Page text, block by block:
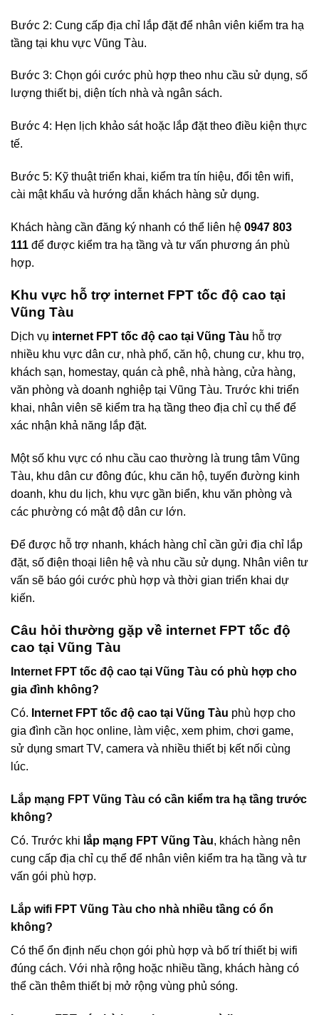
Bước 2: Cung cấp địa chỉ lắp đặt để nhân viên kiểm tra hạ
tầng tại khu vực Vũng Tàu.
Bước 3: Chọn gói cước phù hợp theo nhu cầu sử dụng, số
lượng thiết bị, diện tích nhà và ngân sách.
Bước 4: Hẹn lịch khảo sát hoặc lắp đặt theo điều kiện thực
tế.
Bước 5: Kỹ thuật triển khai, kiểm tra tín hiệu, đổi tên wifi,
cài mật khẩu và hướng dẫn khách hàng sử dụng.
Khách hàng cần đăng ký nhanh có thể liên hệ 0947 803
111 để được kiểm tra hạ tầng và tư vấn phương án phù
hợp.
Khu vực hỗ trợ internet FPT tốc độ cao tại
Vũng Tàu
Dịch vụ internet FPT tốc độ cao tại Vũng Tàu hỗ trợ
nhiều khu vực dân cư, nhà phố, căn hộ, chung cư, khu trọ,
khách sạn, homestay, quán cà phê, nhà hàng, cửa hàng,
văn phòng và doanh nghiệp tại Vũng Tàu. Trước khi triển
khai, nhân viên sẽ kiểm tra hạ tầng theo địa chỉ cụ thể để
xác nhận khả năng lắp đặt.
Một số khu vực có nhu cầu cao thường là trung tâm Vũng
Tàu, khu dân cư đông đúc, khu căn hộ, tuyến đường kinh
doanh, khu du lịch, khu vực gần biển, khu văn phòng và
các phường có mật độ dân cư lớn.
Để được hỗ trợ nhanh, khách hàng chỉ cần gửi địa chỉ lắp
đặt, số điện thoại liên hệ và nhu cầu sử dụng. Nhân viên tư
vấn sẽ báo gói cước phù hợp và thời gian triển khai dự
kiến.
Câu hỏi thường gặp về internet FPT tốc độ
cao tại Vũng Tàu
Internet FPT tốc độ cao tại Vũng Tàu có phù hợp cho
gia đình không?
Có. Internet FPT tốc độ cao tại Vũng Tàu phù hợp cho
gia đình cần học online, làm việc, xem phim, chơi game,
sử dụng smart TV, camera và nhiều thiết bị kết nối cùng
lúc.
Lắp mạng FPT Vũng Tàu có cần kiểm tra hạ tầng trước
không?
Có. Trước khi lắp mạng FPT Vũng Tàu, khách hàng nên
cung cấp địa chỉ cụ thể để nhân viên kiểm tra hạ tầng và tư
vấn gói phù hợp.
Lắp wifi FPT Vũng Tàu cho nhà nhiều tầng có ổn
không?
Có thể ổn định nếu chọn gói phù hợp và bố trí thiết bị wifi
đúng cách. Với nhà rộng hoặc nhiều tầng, khách hàng có
thể cần thêm thiết bị mở rộng vùng phủ sóng.